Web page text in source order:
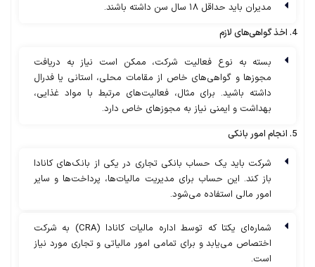
مدیران باید حداقل ۱۸ سال سن داشته باشند.
4. اخذ گواهی‌های لازم
بسته به نوع فعالیت شرکت، ممکن است نیاز به دریافت
مجوزها و گواهی‌های خاص از مقامات محلی، استانی یا فدرال
داشته باشید. برای مثال، فعالیت‌های مرتبط با مواد غذایی،
بهداشت و ایمنی نیاز به مجوزهای خاص دارد.
5. انجام امور بانکی
شرکت باید یک حساب بانکی تجاری در یکی از بانک‌های کانادا
باز کند. این حساب برای مدیریت مالیات‌ها، پرداخت‌ها و سایر
امور مالی استفاده می‌شود.
شماره‌ای یکتا که توسط اداره مالیات کانادا (CRA) به شرکت
اختصاص می‌یابد و برای تمامی امور مالیاتی و تجاری مورد نیاز
است.